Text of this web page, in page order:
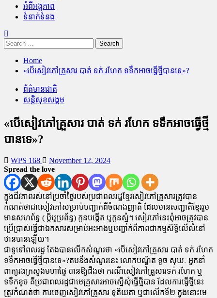
អំពីអង្គភាព
ទំនាក់ទំនង
Search
for:
Home
«បើសៀវភៅគ្រួសារ បាត់ ទក់ រហែក ទទឹកអាចធ្វើថ្មីបានទេ»?
ព័ត៌មានជាតិ
សន្តិសុខសង្គម
«បើសៀវភៅគ្រួសារ បាត់ ទក់ រហែក ទទឹកអាចធ្វើថ្មី
បានទេ»?
WPS 168
November 12, 2024
Spread the love
ក្នុងជីវភាពរស់នៅប្រចាំថ្ងៃរបស់ប្រជាពលរដ្ឋខ្មែរសៀវភៅគ្រួសារត្រូវបាន
កំណត់ថាជាសៀវភៅសម្រាប់បញ្ជាក់ពីចំណងញាតិ ដែលមានសញ្ជាតិខ្មែររួម
មានសហព័ទ្ធ ( ប្តីឬប្រព័ន្ធ) កូនបង្កើត ឬកូនស្មុំ។ សៀវភៅនេះពុំអាចត្រូវបាន
ប្រើប្រាស់ធ្វើជាឯកសារសម្រាប់អះអាងឬបញ្ជាក់ពីភាពជាកម្មសិទ្ធិលើលំនៅ
ឋានបានឡើយ។
ជាទូទៅពលរដ្ឋ តែងបានលើកសំណួរថា «បើសៀវភៅគ្រួសារ បាត់ ទក់ រហែក
ទទឹកអាចធ្វើថ្មីបានទេ»?តបនឹងសំណួរនេះ លោកបណ្ឌិត ទូច សុឃៈ អ្នកនាំ
ពាក្យរងក្រសួងមហាផ្ទៃ បានឱ្យដឹងថា ករណីសៀវភៅគ្រួសារទក់ រហែក ឬ
ទទឹកខូច គឺប្រជាពលរដ្ឋជាមេគ្រួសារអាចស្នើសុំធ្វើថ្មីបាន ដែលការធ្វើថ្មីនេះ
ត្រូវកំណត់ថា ការចេញសៀវភៅគ្រួសារ ទុតិយតា ឬជាលើកទី២ ក្នុងនោះមេ